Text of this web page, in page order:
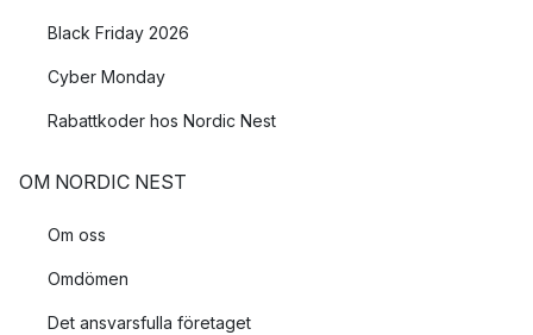
Black Friday 2026
Cyber Monday
Rabattkoder hos Nordic Nest
OM NORDIC NEST
Om oss
Omdömen
Det ansvarsfulla företaget